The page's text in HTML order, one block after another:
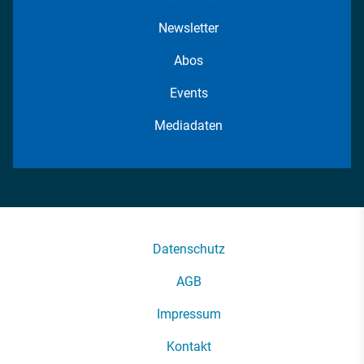
Newsletter
Abos
Events
Mediadaten
Datenschutz
AGB
Impressum
Kontakt